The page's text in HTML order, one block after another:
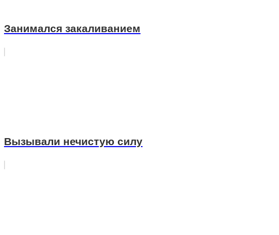
Занимался закаливанием
Вызывали нечистую силу